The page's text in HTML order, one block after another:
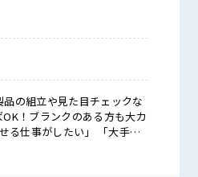
の組立や見た目チェックな
！ブランクのある方も大カ
」 そんな方に朗報！ ココ